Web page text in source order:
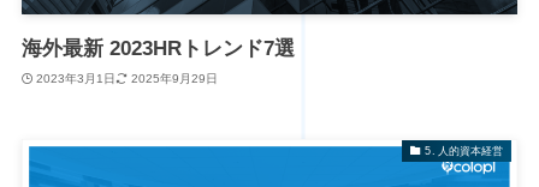
海外最新 2023HRトレンド7選
2023年3月1日 2025年9月29日
5. 人的資本経営